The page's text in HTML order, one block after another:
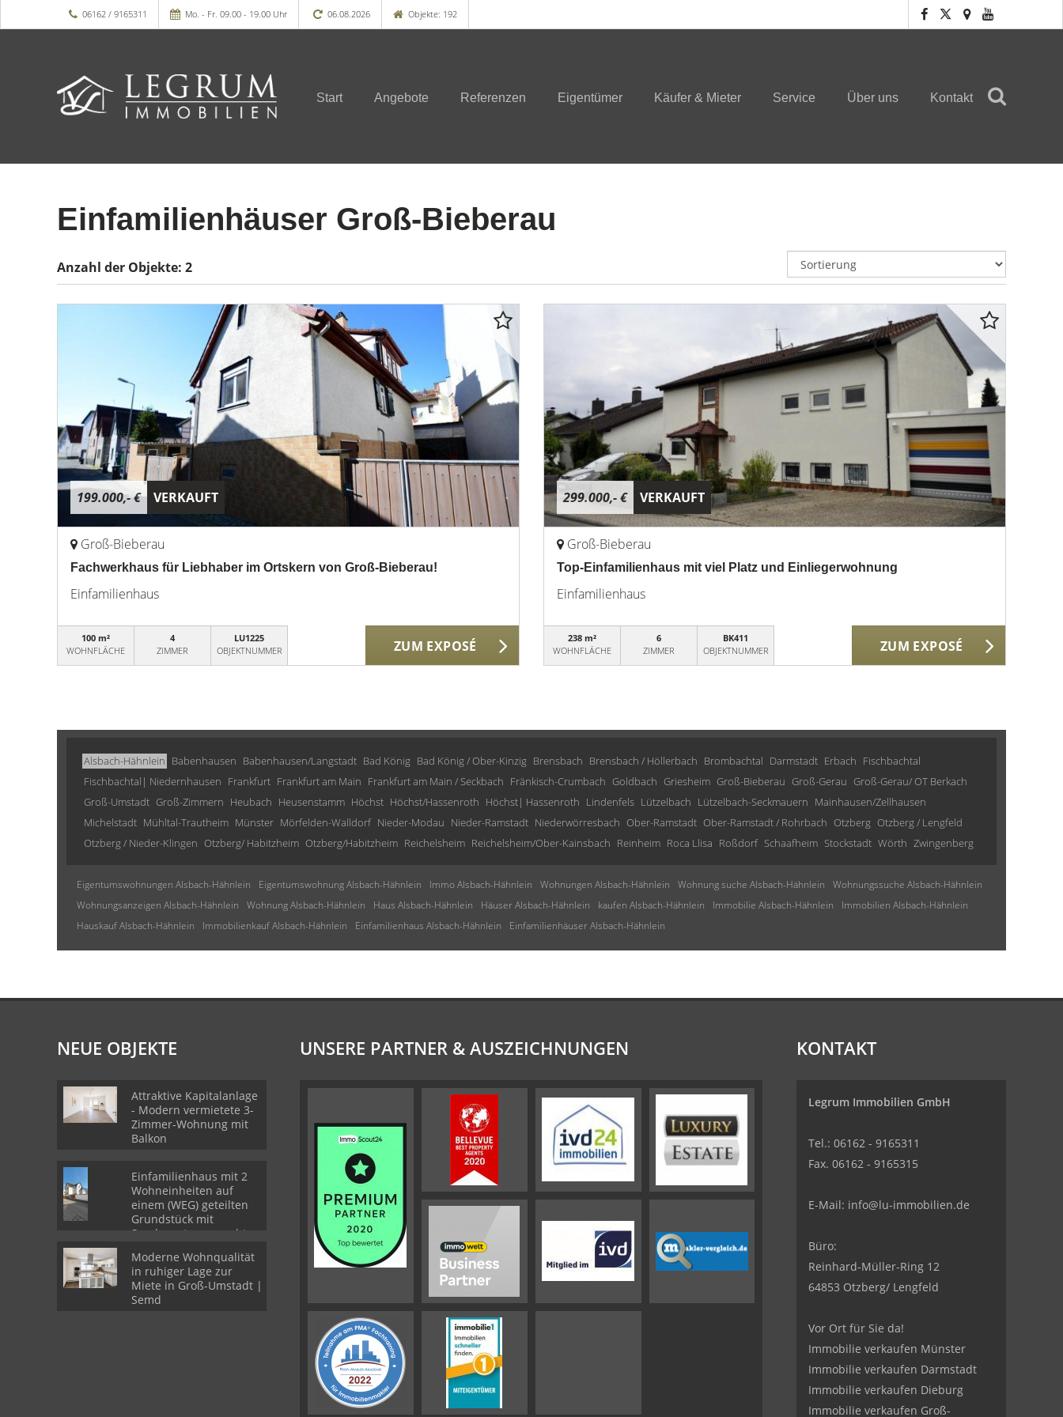
06162 / 9165311 Mo. - Fr. 09.00 - 19.00 Uhr 06.08.2026 Objekte: 192
Start Angebote Referenzen Eigentümer Käufer & Mieter Service Über uns Kontakt
Einfamilienhäuser Groß-Bieberau
Anzahl der Objekte: 2
199.000,- € VERKAUFT
Groß-Bieberau
Fachwerkhaus für Liebhaber im Ortskern von Groß-Bieberau!
Einfamilienhaus
100 m²
WOHNFLÄCHE
4
ZIMMER
LU1225
OBJEKTNUMMER
ZUM EXPOSÉ
299.000,- € VERKAUFT
Groß-Bieberau
Top-Einfamilienhaus mit viel Platz und Einliegerwohnung
Einfamilienhaus
238 m²
WOHNFLÄCHE
6
ZIMMER
BK411
OBJEKTNUMMER
ZUM EXPOSÉ
Alsbach-Hähnlein Babenhausen Babenhausen/Langstadt Bad König Bad König / Ober-Kinzig Brensbach Brensbach / Höllerbach Brombachtal Darmstadt Erbach Fischbachtal
Fischbachtal| Niedernhausen Frankfurt Frankfurt am Main Frankfurt am Main / Seckbach Fränkisch-Crumbach Goldbach Griesheim Groß-Bieberau Groß-Gerau Groß-Gerau/ OT Berkach
Groß-Umstadt Groß-Zimmern Heubach Heusenstamm Höchst Höchst/Hassenroth Höchst| Hassenroth Lindenfels Lützelbach Lützelbach-Seckmauern Mainhausen/Zellhausen
Michelstadt Mühltal-Trautheim Münster Mörfelden-Walldorf Nieder-Modau Nieder-Ramstadt Niederwörresbach Ober-Ramstadt Ober-Ramstadt / Rohrbach Otzberg Otzberg / Lengfeld
Otzberg / Nieder-Klingen Otzberg/ Habitzheim Otzberg/Habitzheim Reichelsheim Reichelsheim/Ober-Kainsbach Reinheim Roca Llisa Roßdorf Schaafheim Stockstadt Wörth Zwingenberg
Eigentumswohnungen Alsbach-Hähnlein Eigentumswohnung Alsbach-Hähnlein Immo Alsbach-Hähnlein Wohnungen Alsbach-Hähnlein Wohnung suche Alsbach-Hähnlein
Wohnungssuche Alsbach-Hähnlein
Wohnungsanzeigen Alsbach-Hähnlein
Wohnung Alsbach-Hähnlein Haus Alsbach-Hähnlein Häuser Alsbach-Hähnlein kaufen Alsbach-Hähnlein Immobilie Alsbach-Hähnlein
Immobilien Alsbach-Hähnlein
Hauskauf Alsbach-Hähnlein
Immobilienkauf Alsbach-Hähnlein Einfamilienhaus Alsbach-Hähnlein Einfamilienhäuser Alsbach-Hähnlein
NEUE OBJEKTE
Attraktive Kapitalanlage
- Modern vermietete 3-
Zimmer-Wohnung mit
Balkon
Einfamilienhaus mit 2
Wohneinheiten auf
einem (WEG) geteilten
Grundstück mit
Sondernutzungsrechten
Moderne Wohnqualität
in ruhiger Lage zur
Miete in Groß-Umstadt |
Semd
UNSERE PARTNER & AUSZEICHNUNGEN KONTAKT
Legrum Immobilien GmbH
Tel.: 06162 - 9165311
Fax. 06162 - 9165315
E-Mail: info@lu-immobilien.de
Büro:
Reinhard-Müller-Ring 12
64853 Otzberg/ Lengfeld
Vor Ort für Sie da!
Immobilie verkaufen Münster
Immobilie verkaufen Darmstadt
Immobilie verkaufen Dieburg
Immobilie verkaufen Groß-